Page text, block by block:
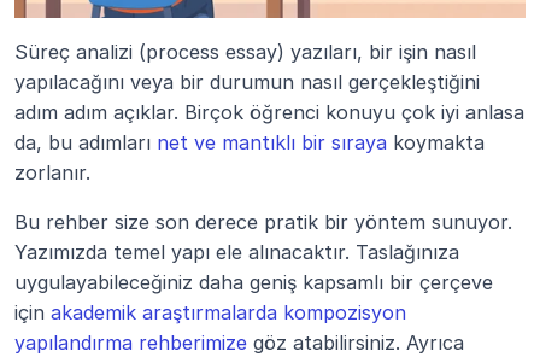
Süreç analizi (process essay) yazıları, bir işin nasıl
yapılacağını veya bir durumun nasıl gerçekleştiğini
adım adım açıklar. Birçok öğrenci konuyu çok iyi anlasa
da, bu adımları net ve mantıklı bir sıraya koymakta
zorlanır.
Bu rehber size son derece pratik bir yöntem sunuyor.
Yazımızda temel yapı ele alınacaktır. Taslağınıza
uygulayabileceğiniz daha geniş kapsamlı bir çerçeve
için akademik araştırmalarda kompozisyon
yapılandırma rehberimize göz atabilirsiniz. Ayrıca